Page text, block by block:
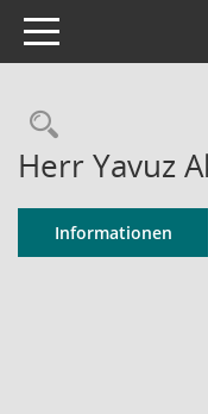
Toggle navigation
Herr Yavuz
Informationen